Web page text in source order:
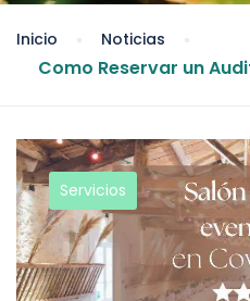
Inicio Noticias
Como Reservar un
Servicios